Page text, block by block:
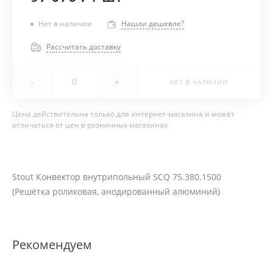
Нет в наличии Нашли дешевле?
Рассчитать доставку
- + НЕТ В НАЛИЧИИ
Цена действительна только для интернет-магазина и может
отличаться от цен в розничных магазинах
Stout Конвектор внутрипольный SCQ 75.380.1500
(Решётка роликовая, анодированный алюминий)
Рекомендуем